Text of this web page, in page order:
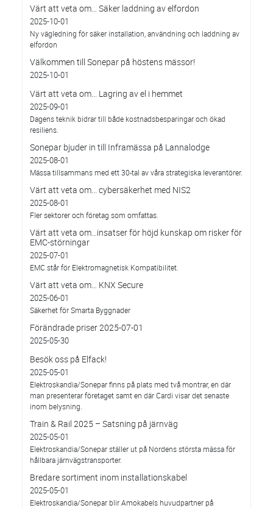
Värt att veta om… Säker laddning av elfordon
2025-10-01
Ny vägledning för säker installation, användning och laddning av
elfordon
Välkommen till Sonepar på höstens mässor!
2025-10-01
Värt att veta om... Lagring av el i hemmet
2025-09-01
Dagens teknik bidrar till både kostnadsbesparingar och ökad
resiliens.
Sonepar bjuder in till Inframässa på Lannalodge
2025-08-01
Mässa tillsammans med ett 30-tal av våra strategiska leverantörer.
Värt att veta om... cybersäkerhet med NIS2
2025-08-01
Fler sektorer och företag som omfattas.
Värt att veta om…insatser för höjd kunskap om risker för
EMC-störningar
2025-07-01
EMC står för Elektromagnetisk Kompatibilitet.
Värt att veta om… KNX Secure
2025-06-01
Säkerhet för Smarta Byggnader
Förändrade priser 2025-07-01
2025-05-30
Besök oss på Elfack!
2025-05-01
Elektroskandia/Sonepar finns på plats med två montrar, en där
man presenterar företaget samt en där Cardi visar det senaste
inom belysning.
Train & Rail 2025 – Satsning på järnväg
2025-05-01
Elektroskandia/Sonepar ställer ut på Nordens största mässa för
hållbara järnvägstransporter.
Bredare sortiment inom installationskabel
2025-05-01
Elektroskandia/Sonepar blir Amokabels huvudpartner på